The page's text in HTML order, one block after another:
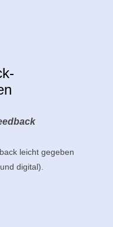
leicht gegeben
digital).